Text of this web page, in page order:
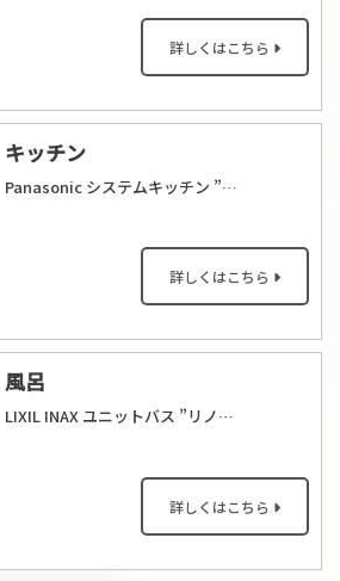
詳しくはこちら
キッチン
Panasonic システムキッチン ”V-Style” を採用しました。
詳しくはこちら
風呂
LIXIL INAX ユニットバス ”リノビオ” 1216サイズを採用しました。
詳しくはこちら